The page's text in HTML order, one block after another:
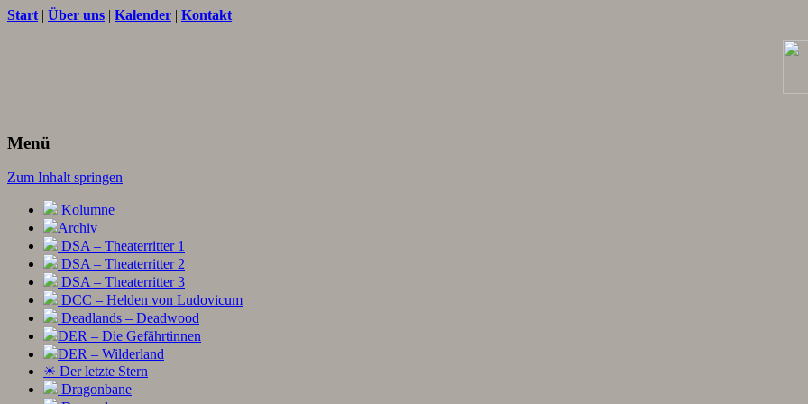
Start | Über uns | Kalender | Kontakt
Menü
Zum Inhalt springen
Kolumne
Archiv
DSA – Theaterritter 1
DSA – Theaterritter 2
DSA – Theaterritter 3
DCC – Helden von Ludovicum
Deadlands – Deadwood
DER – Die Gefährtinnen
DER – Wilderland
☀ Der letzte Stern
Dragonbane